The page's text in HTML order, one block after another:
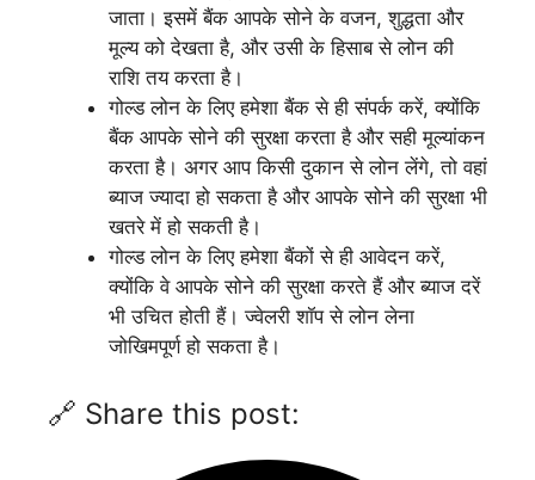
जाता। इसमें बैंक आपके सोने के वजन, शुद्धता और
मूल्य को देखता है, और उसी के हिसाब से लोन की
राशि तय करता है।
गोल्ड लोन के लिए हमेशा बैंक से ही संपर्क करें, क्योंकि
बैंक आपके सोने की सुरक्षा करता है और सही मूल्यांकन
करता है। अगर आप किसी दुकान से लोन लेंगे, तो वहां
ब्याज ज्यादा हो सकता है और आपके सोने की सुरक्षा भी
खतरे में हो सकती है।
गोल्ड लोन के लिए हमेशा बैंकों से ही आवेदन करें,
क्योंकि वे आपके सोने की सुरक्षा करते हैं और ब्याज दरें
भी उचित होती हैं। ज्वेलरी शॉप से लोन लेना
जोखिमपूर्ण हो सकता है।
🔗 Share this post: